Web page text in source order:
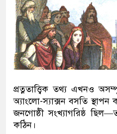
প্রত্নতাত্ত্বিক তথ্য এখনও
অ্যাংলো-স্যাক্সন বসতি স্থাপন
জনগোষ্ঠী সংখ্যাগরিষ্ঠ
কঠিন।